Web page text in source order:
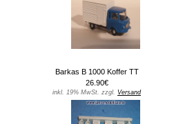
Barkas B 1000 Koffer TT
26.90€
inkl. 19% MwSt. zzgl. Versand